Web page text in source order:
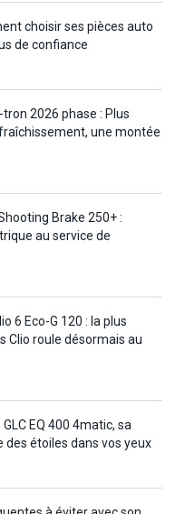
choisir ses pièces auto
de confiance
tron 2026 phase : Plus
une montée
Brake 250+ :
au service de
6 Eco-G 120 : la plus
Clio roule désormais au
EQ 400 4matic, sa
des étoiles dans vos yeux